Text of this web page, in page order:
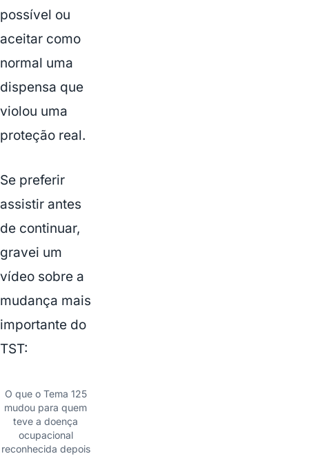
possível ou
aceitar como
normal uma
dispensa que
violou uma
proteção real.
Se preferir
assistir antes
de continuar,
gravei um
vídeo sobre a
mudança mais
importante do
TST:
O que o Tema 125
mudou para quem
teve a doença
ocupacional
reconhecida depois